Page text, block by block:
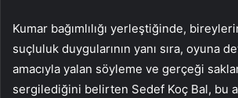
Kumar bağımlılığı yerleştiğinde,
suçluluk duygularının yanı sıra, oyuna
amacıyla yalan söyleme ve gerçeği
sergilediğini belirten Sedef Koç Bal, bu